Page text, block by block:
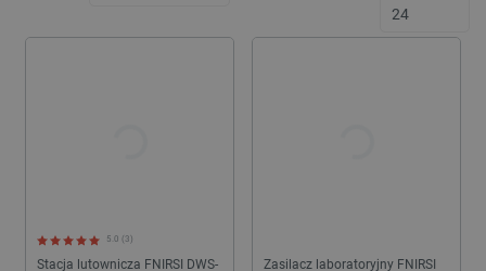
Stacja lutownicza FNIRSI DWS-
5.0 (3)
Zasilacz laboratoryjny FNIRSI